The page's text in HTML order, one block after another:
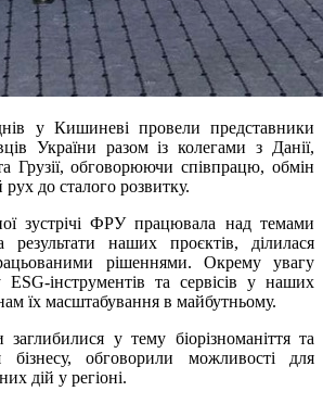
у Кишиневі провели представники
України разом із колегами з Данії,
Грузії, обговорюючи співпрацю, обмін
рух до сталого розвитку.
зустрічі ФРУ працювала над темами
результати наших проєктів, ділилася
рішеннями. Окрему увагу
ESG-інструментів та сервісів у наших
їх масштабування в майбутньому.
заглибилися у тему біорізноманіття та
обговорили можливості для
дій у регіоні.